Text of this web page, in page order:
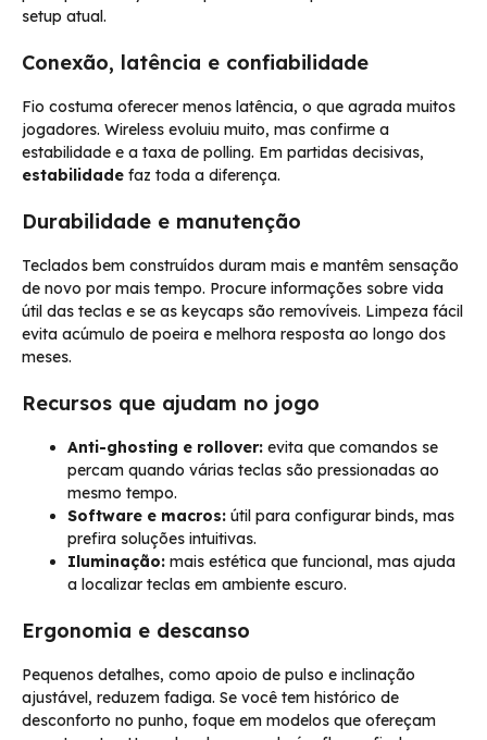
setup atual.
Conexão, latência e confiabilidade
Fio costuma oferecer menos latência, o que agrada muitos
jogadores. Wireless evoluiu muito, mas confirme a
estabilidade e a taxa de polling. Em partidas decisivas,
estabilidade faz toda a diferença.
Durabilidade e manutenção
Teclados bem construídos duram mais e mantêm sensação
de novo por mais tempo. Procure informações sobre vida
útil das teclas e se as keycaps são removíveis. Limpeza fácil
evita acúmulo de poeira e melhora resposta ao longo dos
meses.
Recursos que ajudam no jogo
Anti-ghosting e rollover: evita que comandos se
percam quando várias teclas são pressionadas ao
mesmo tempo.
Software e macros: útil para configurar binds, mas
prefira soluções intuitivas.
Iluminação: mais estética que funcional, mas ajuda
a localizar teclas em ambiente escuro.
Ergonomia e descanso
Pequenos detalhes, como apoio de pulso e inclinação
ajustável, reduzem fadiga. Se você tem histórico de
desconforto no punho, foque em modelos que ofereçam